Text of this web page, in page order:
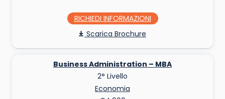
RICHIEDI INFO
Scarica Brochure
Business Administration – MBA
2° Livello
Economia